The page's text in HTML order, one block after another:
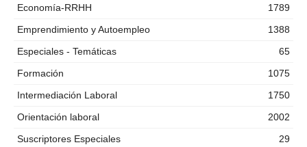
Economía-RRHH
1789
Emprendimiento y Autoempleo
1388
Especiales - Temáticas
65
Formación
1075
Intermediación Laboral
1750
Orientación laboral
2002
Suscriptores Especiales
29